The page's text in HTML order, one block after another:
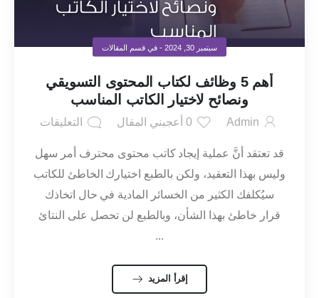
سبتمبر 30, 2024 - في قسم المقالات
أهم 5 وظائف لكتاب المحتوى التسويقي
ونصائح لاختيار الكاتب المناسب
Admin
0أعجبني المقال التعليقات
قد تعتقد أنَّ عملية إيجاد كاتب محتوى محترف أمر سهل
وليس بهذا التعقيد، ولكن بالطبع اختيارك الخاطئ للكاتب
سيُكلفك الكثير من الخسائر المادية في حال اتخاذك
قرار خاطئ بهذا الشأن، وبالطبع لن تحصل على النتائ
...
إقرأ المزيد